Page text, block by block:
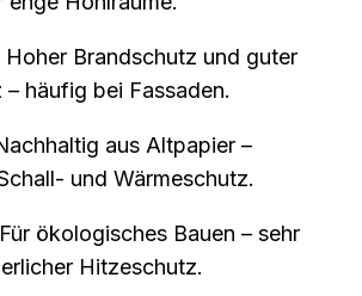
Hoher Brandschutz und guter
häufig bei Fassaden.
aus Altpapier –
und Wärmeschutz.
Für ökologisches Bauen – sehr
Hitzeschutz.